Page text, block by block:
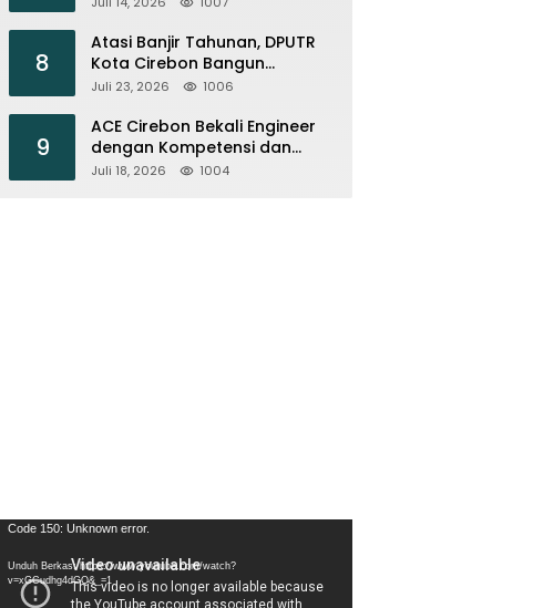
8
Atasi Banjir Tahunan, DPUTR
Kota Cirebon Bangun
Tanggul dan Normalisasi
Juli 23, 2026 1006
9
ACE Cirebon Bekali Engineer
dengan Kompetensi dan
Efisiensi Energi
Juli 18, 2026 1004
Pemutar
Code 150: Unknown error.
Unduh Berkas: https://www.youtube.com/watch?
v=xGCudhg4dGQ&_=1